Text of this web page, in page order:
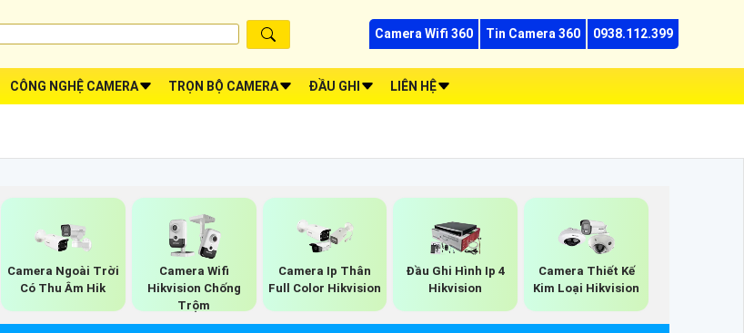
Camera Wifi 360 Tin Camera 360 0938.112.399
CÔNG NGHỆ CAMERA TRỌN BỘ CAMERA ĐẦU GHI LIÊN HỆ
Camera Ngoài Trời
Có Thu Âm Hik
Camera Wifi
Hikvision Chống
Trộm
Camera Ip Thân
Full Color Hikvision
Đầu Ghi Hình Ip 4
Hikvision
Camera Thiết Kế
Kim Loại Hikvision